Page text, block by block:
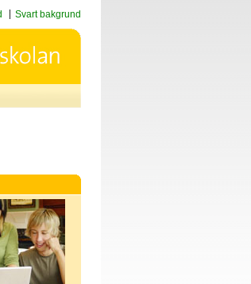
Svart bakgrund